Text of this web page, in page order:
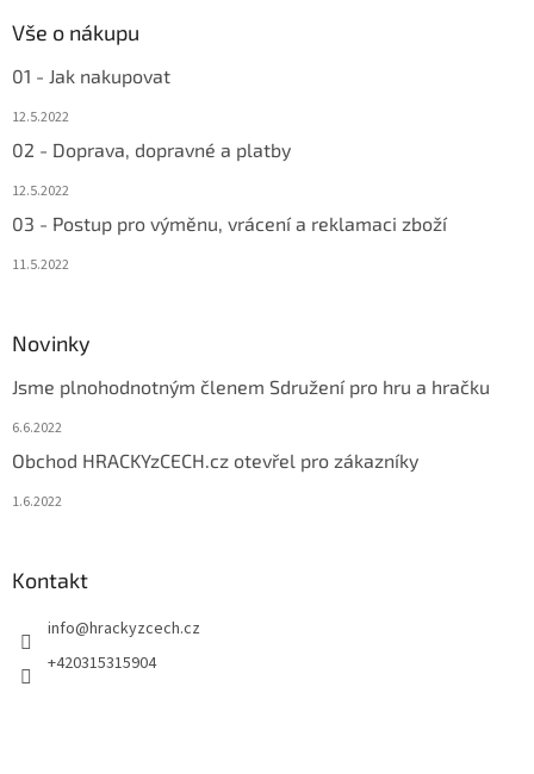
Vše o nákupu
01 - Jak nakupovat
12.5.2022
02 - Doprava, dopravné a platby
12.5.2022
03 - Postup pro výměnu, vrácení a reklamaci zboží
11.5.2022
Novinky
Jsme plnohodnotným členem Sdružení pro hru a hračku
6.6.2022
Obchod HRACKYzCECH.cz otevřel pro zákazníky
1.6.2022
Kontakt
info@hrackyzcech.cz
+420315315904